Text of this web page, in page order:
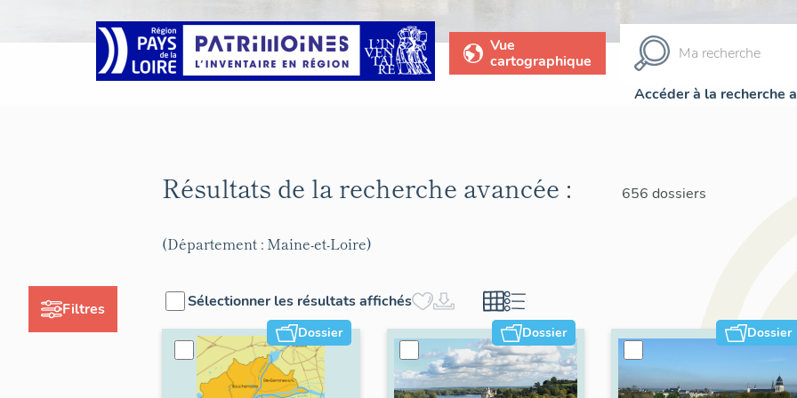
Vue
cartographique
Accéder à la recherche
Filtres
Résultats de la recherche avancée : 656 dossiers
(Département : Maine-et-Loire)
Sélectionner les résultats affichés
Dossier Dossier Dossier